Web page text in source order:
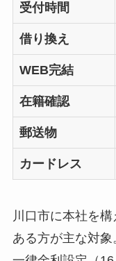
受付時間
借り換え
WEB完結
在籍確認
郵送物
カードレス
川口市に本社を
ある方が主な対象